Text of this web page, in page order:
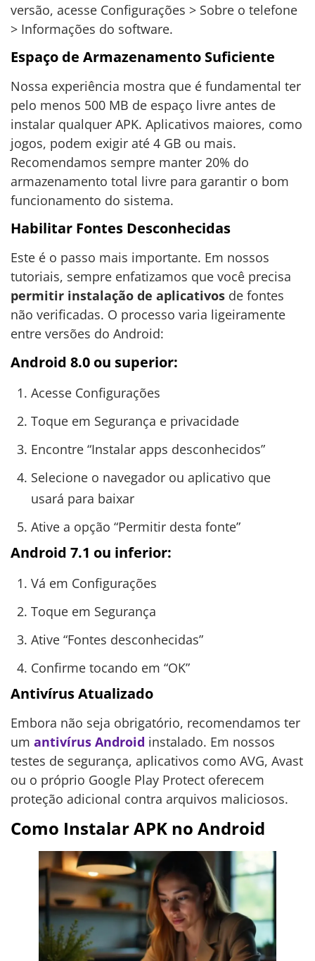
versão, acesse Configurações > Sobre o telefone
> Informações do software.
Espaço de Armazenamento Suficiente
Nossa experiência mostra que é fundamental ter
pelo menos 500 MB de espaço livre antes de
instalar qualquer APK. Aplicativos maiores, como
jogos, podem exigir até 4 GB ou mais.
Recomendamos sempre manter 20% do
armazenamento total livre para garantir o bom
funcionamento do sistema.
Habilitar Fontes Desconhecidas
Este é o passo mais importante. Em nossos
tutoriais, sempre enfatizamos que você precisa
permitir instalação de aplicativos de fontes
não verificadas. O processo varia ligeiramente
entre versões do Android:
Android 8.0 ou superior:
Acesse Configurações
Toque em Segurança e privacidade
Encontre “Instalar apps desconhecidos”
Selecione o navegador ou aplicativo que
usará para baixar
Ative a opção “Permitir desta fonte”
Android 7.1 ou inferior:
Vá em Configurações
Toque em Segurança
Ative “Fontes desconhecidas”
Confirme tocando em “OK”
Antivírus Atualizado
Embora não seja obrigatório, recomendamos ter
um antivírus Android instalado. Em nossos
testes de segurança, aplicativos como AVG, Avast
ou o próprio Google Play Protect oferecem
proteção adicional contra arquivos maliciosos.
Como Instalar APK no Android